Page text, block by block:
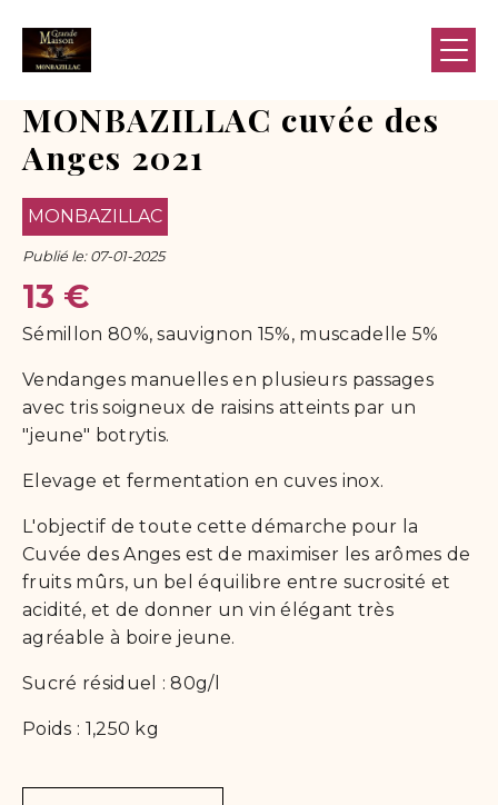
MONBAZILLAC cuvée des
Anges 2021
MONBAZILLAC
Publié le: 07-01-2025
13 €
Sémillon 80%, sauvignon 15%, muscadelle 5%
Vendanges manuelles en plusieurs passages
avec tris soigneux de raisins atteints par un
"jeune" botrytis.
Elevage et fermentation en cuves inox.
L'objectif de toute cette démarche pour la
Cuvée des Anges est de maximiser les arômes de
fruits mûrs, un bel équilibre entre sucrosité et
acidité, et de donner un vin élégant très
agréable à boire jeune.
Sucré résiduel : 80g/l
Poids : 1,250 kg